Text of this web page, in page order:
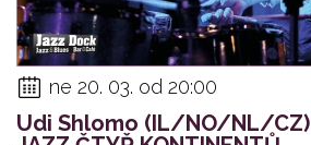
ne 20. 03. od 20:00
Udi Shlomo (IL/NO/NL/CZ)